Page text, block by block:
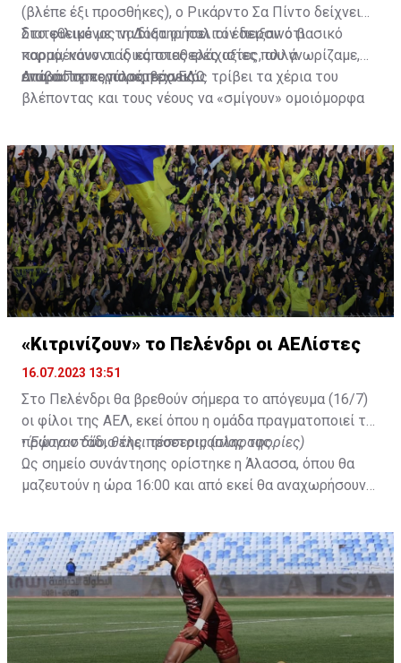
(βλέπε έξι προσθήκες), ο Ρικάρντο Σα Πίντο δείχνει
διατεθειμένος να διατηρήσει τον περσινό βασικό
κορμό, κάνοντας κάποιες ελάχιστες, αλλά
απαραίτητες παρεμβάσεις.
Στο φιλικό με τη Δόξα οι παλιοί έδειξαν ότι
παραμένουν οι ίδιες σταθερές αξίες που γνωρίζαμε,
ενώ ο Πορτογάλος τεχνικός τρίβει τα χέρια του
βλέποντας και τους νέους να «σμίγουν» ομοιόμορφα
Διαβάστε περισσότεραΕΔΩ.
«Κιτρινίζουν» το Πελένδρι οι ΑΕΛίστες
16.07.2023 13:51
Στο Πελένδρι θα βρεθούν σήμερα το απόγευμα (16/7)
οι φίλοι της ΑΕΛ, εκεί όπου η ομάδα πραγματοποιεί το
πρώτο στάδιο της προετοιμασίας της.
•Έφυγαν δύο, θέλει τέσσερις (πληροφορίες)
Ως σημείο συνάντησης ορίστηκε η Άλασσα, όπου θα
μαζευτούν η ώρα 16:00 και από εκεί θα αναχωρήσουν
της ομάδας.